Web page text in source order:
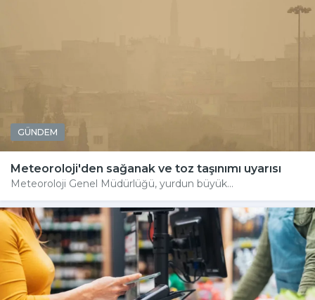
GÜNDEM
Meteoroloji'den sağanak ve toz taşınımı uyarısı
Meteoroloji Genel Müdürlüğü, yurdun büyük...